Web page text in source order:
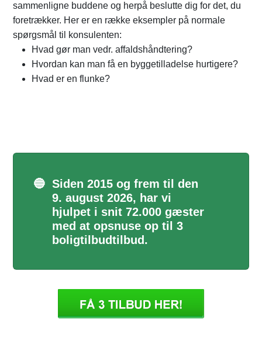
sammenligne buddene og herpå beslutte dig for det, du
foretrækker. Her er en række eksempler på normale
spørgsmål til konsulenten:
Hvad gør man vedr. affaldshåndtering?
Hvordan kan man få en byggetilladelse hurtigere?
Hvad er en flunke?
🔵 Siden 2015 og frem til den
9. august 2026, har vi
hjulpet i snit 72.000 gæster
med at opsnuse op til 3
boligtilbudtilbud.